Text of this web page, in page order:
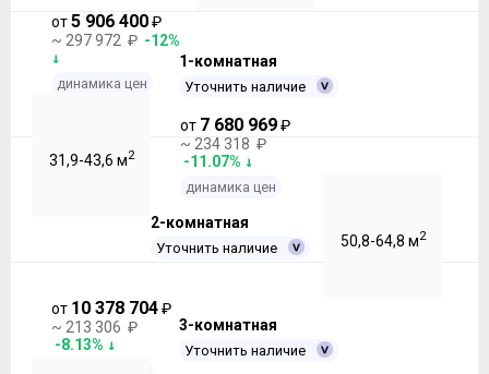
от5 906 400₽
~ 297 972 ₽ -12%
динамика цен
1-комнатная
Уточнить наличие
31,9-43,6 м2
от 7 680 969₽
~ 234 318 ₽
-11.07%
динамика цен
2-комнатная
Уточнить наличие 50,8-64,8 м2
от 10 378 704₽
~ 213 306 ₽
-8.13%
3-комнатная
Уточнить наличие